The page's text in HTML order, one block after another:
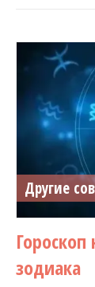
Другие
зодиака